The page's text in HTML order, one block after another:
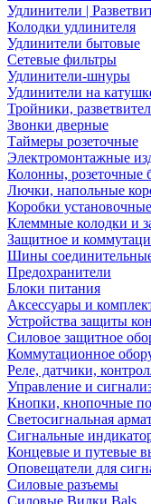
Удлинители |
Колодки удлинителя
Удлинители бытовые
Сетевые фильтры
Удлинители-шнуры
Удлинители на
Тройники,
Звонки дверные
Таймеры розеточные
Электромонтажные
Колонны, розеточные
Лючки, напольные
Коробки
Клеммные колодки и
Защитное и
Шины
Предохранители
Блоки питания
Аксессуары и
Устройства защиты
Силовое защитное
Коммутационное
Реле, датчики,
Управление и
Кнопки, кнопочные
Светосигнальная
Сигнальные
Концевые и путевые
Оповещатели для
Силовые разъемы
Силовые Вилки Bals